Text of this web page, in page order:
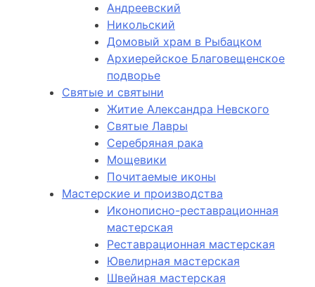
Андреевский
Никольский
Домовый храм в Рыбацком
Архиерейское Благовещенское
подворье
Святые и святыни
Житие Александра Невского
Святые Лавры
Серебряная рака
Мощевики
Почитаемые иконы
Мастерские и производства
Иконописно-реставрационная
мастерская
Реставрационная мастерская
Ювелирная мастерская
Швейная мастерская